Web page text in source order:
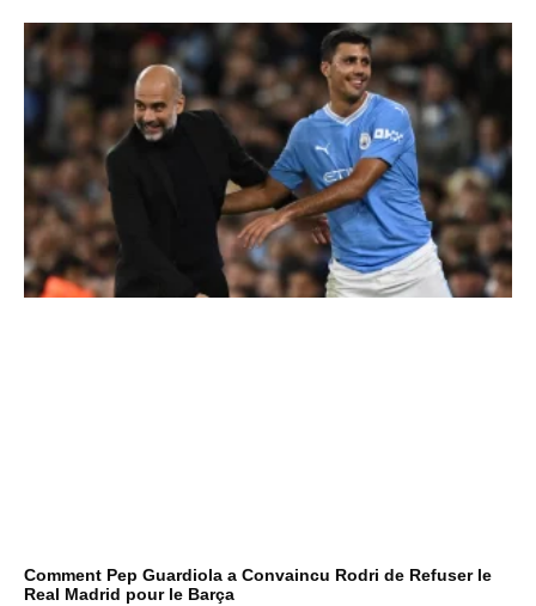
Comment Pep Guardiola a Convaincu Rodri de Refuser le
Real Madrid pour le Barça